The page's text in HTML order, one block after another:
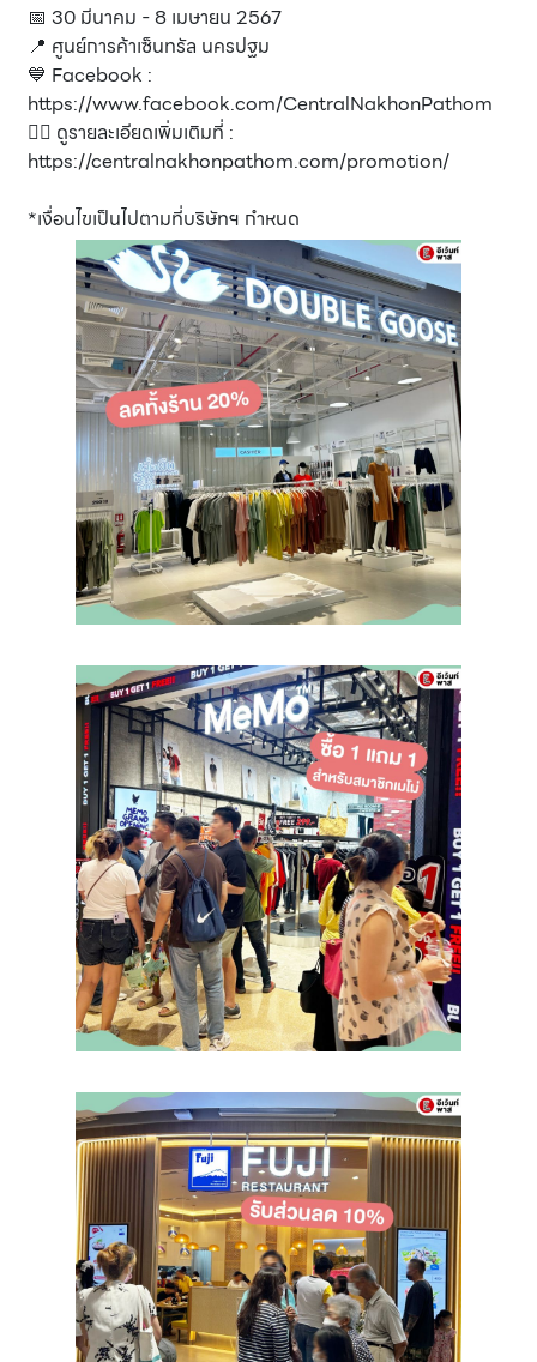
📅 30 มีนาคม - 8 เมษายน 2567
📍 ศูนย์การค้าเซ็นทรัล นครปฐม
💙 Facebook :
https://www.facebook.com/CentralNakhonPathom
👉🏻 ดูรายละเอียดเพิ่มเติมที่ :
https://centralnakhonpathom.com/promotion/
*เงื่อนไขเป็นไปตามที่บริษัทฯ กำหนด